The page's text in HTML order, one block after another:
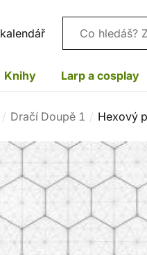
kalendář Vyhledávání
Knihy Larp a cosplay
Dračí Doupě 1 Hexový